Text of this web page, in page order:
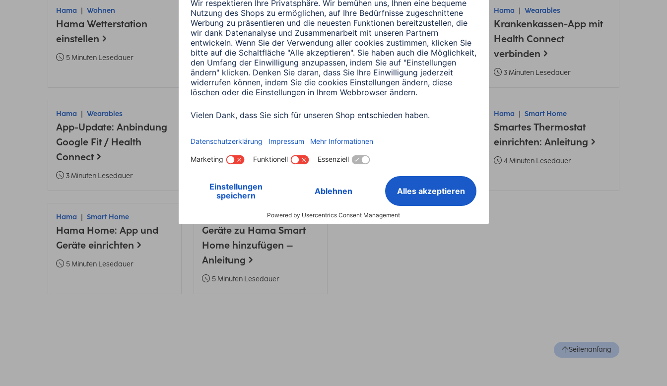
Hama Wohnen
Hama Wetterstation
einstellen
5 Minuten Lesedauer
Hama Unternehmen
Source Code
3 Minuten Lesedauer
Hama Audio & HiFi
Update: Spotify Connect
für Sirium-Lautsprecher
2 Minuten Lesedauer
Hama Wearables
Krankenkassen-App mit
Health Connect
verbinden
3 Minuten Lesedauer
Hama Wearables
App-Update: Anbindung
Google Fit / Health
Connect
3 Minuten Lesedauer
Hama Smart Home
Hama Home - Anleitung
4 Minuten Lesedauer
Hama Wearables
Smartwatch und
Fitnesstracker
1 Minuten Lesedauer
Hama Smart Home
Smartes Thermostat
einrichten: Anleitung
4 Minuten Lesedauer
Hama Smart Home
Hama Home: App und
Geräte einrichten
5 Minuten Lesedauer
Smart Home
Geräte zu Hama Smart
Home hinzufügen –
Anleitung
5 Minuten Lesedauer
Seitenanfang